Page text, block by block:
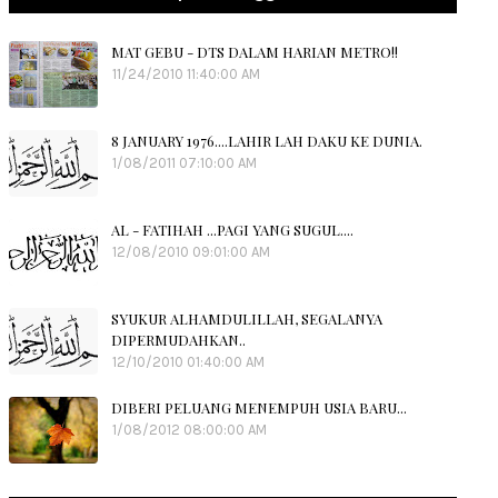
MAT GEBU - DTS DALAM HARIAN METRO!!
11/24/2010 11:40:00 AM
8 JANUARY 1976....LAHIR LAH DAKU KE DUNIA.
1/08/2011 07:10:00 AM
AL - FATIHAH ...PAGI YANG SUGUL....
12/08/2010 09:01:00 AM
SYUKUR ALHAMDULILLAH, SEGALANYA
DIPERMUDAHKAN..
12/10/2010 01:40:00 AM
DIBERI PELUANG MENEMPUH USIA BARU...
1/08/2012 08:00:00 AM